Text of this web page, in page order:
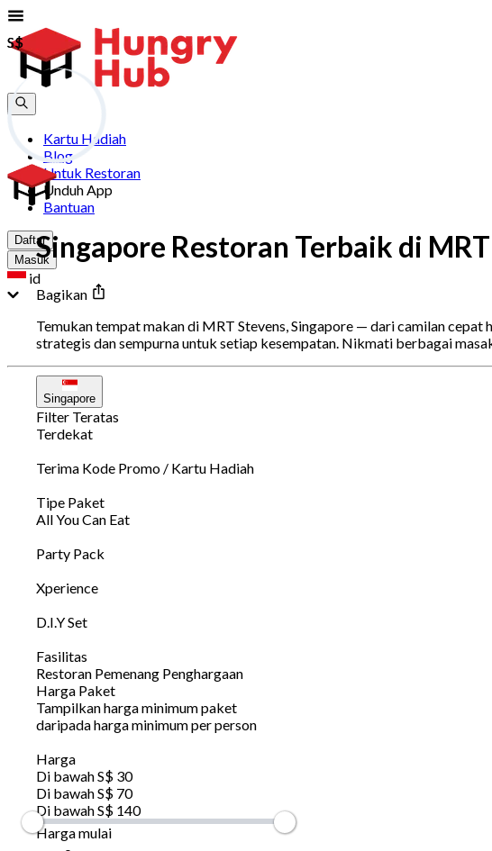
Kartu Hadiah
Blog
Untuk Restoran
Unduh App
Bantuan
Daftar
Masuk
id
Singapore Restoran Terbaik di
Bagikan
Temukan tempat makan di MRT Stevens, Singapore — dari camilan
strategis dan sempurna untuk setiap kesempatan. Nikmati berbagai
Singapore
Filter Teratas
Terdekat
Terima Kode Promo / Kartu Hadiah
Tipe Paket
All You Can Eat
Party Pack
Xperience
D.I.Y Set
Fasilitas
Restoran Pemenang Penghargaan
Harga Paket
Tampilkan harga minimum paket
daripada harga minimum per person
Harga
Di bawah S$ 30
Di bawah S$ 70
Di bawah S$ 140
S$
Harga mulai
S$